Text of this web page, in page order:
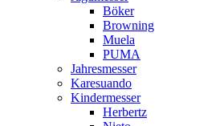
Böker
Browning
Muela
PUMA
Jahresmesser
Karesuando
Kindermesser
Herbertz